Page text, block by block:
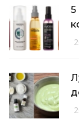
5